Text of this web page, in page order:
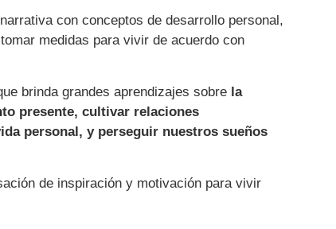
con conceptos de desarrollo personal,
medidas para vivir de acuerdo con
brinda grandes aprendizajes sobre la
presente, cultivar relaciones
personal, y perseguir nuestros sueños
de inspiración y motivación para vivir